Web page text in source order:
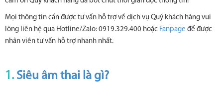
Mọi thông tin cần được tư vấn hỗ trợ về dịch vụ Quý khách hàng vui
lòng liên hệ qua Hotline/Zalo: 0919.329.400 hoặc Fanpage để được
nhân viên tư vấn hỗ trợ nhanh nhất.
1.Siêu âm thai là gì?